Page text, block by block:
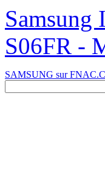
Samsung Informatique Ordinateur Portable NP350V5C-
SAMSUNG sur